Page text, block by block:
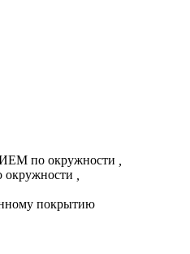
по окружности
покрытию